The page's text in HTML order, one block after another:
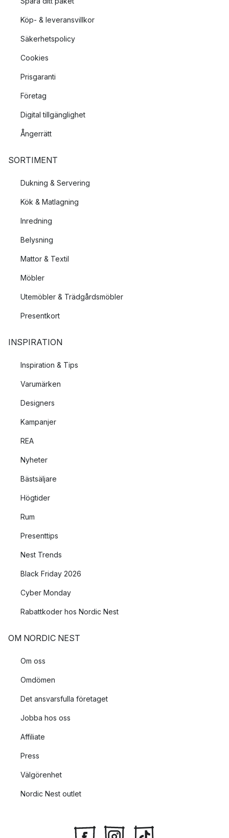
Köp- & leveransvillkor
Säkerhetspolicy
Cookies
Prisgaranti
Företag
Digital tillgänglighet
Ångerrätt
SORTIMENT
Dukning & Servering
Kök & Matlagning
Inredning
Belysning
Mattor & Textil
Möbler
Utemöbler & Trädgårdsmöbler
Presentkort
INSPIRATION
Inspiration & Tips
Varumärken
Designers
Kampanjer
REA
Nyheter
Bästsäljare
Högtider
Rum
Presenttips
Nest Trends
Black Friday 2026
Cyber Monday
Rabattkoder hos Nordic Nest
OM NORDIC NEST
Om oss
Omdömen
Det ansvarsfulla företaget
Jobba hos oss
Affiliate
Press
Välgörenhet
Nordic Nest outlet